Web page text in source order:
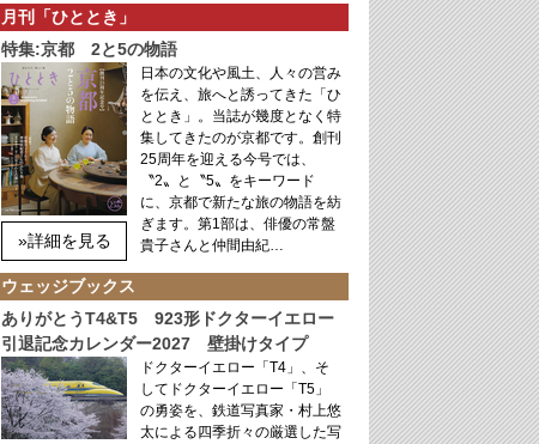
月刊「ひととき」
特集:京都 2と5の物語
»詳細を見る
日本の文化や風土、人々の営み
を伝え、旅へと誘ってきた「ひ
ととき」。当誌が幾度となく特
集してきたのが京都です。創刊
25周年を迎える今号では、
〝2〟と〝5〟をキーワード
に、京都で新たな旅の物語を紡
ぎます。第1部は、俳優の常盤
貴子さんと仲間由紀…
ウェッジブックス
ありがとうT4&T5 923形ドクターイエロー
引退記念カレンダー2027 壁掛けタイプ
ドクターイエロー「T4」、そ
してドクターイエロー「T5」
の勇姿を、鉄道写真家・村上悠
太による四季折々の厳選した写